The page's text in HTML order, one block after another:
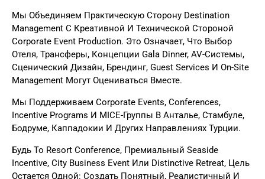
Мы Объединяем Практическую Сторону Destination
Management С Креативной И Технической Стороной
Corporate Event Production. Это Означает, Что Выбор
Отеля, Трансферы, Концепции Gala Dinner, AV-Системы,
Сценический Дизайн, Брендинг, Guest Services И On-Site
Management Могут Оцениваться Вместе.
Мы Поддерживаем Corporate Events, Conferences,
Incentive Programs И MICE-Группы В Анталье, Стамбуле,
Бодруме, Каппадокии И Других Направлениях Турции.
Будь То Resort Conference, Премиальный Seaside
Incentive, City Business Event Или Distinctive Retreat, Цель
Остается Одной: Создать Понятный, Реалистичный И